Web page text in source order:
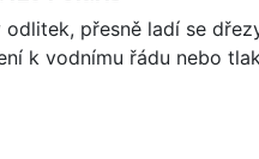
přesně ladí se
k vodnímu řádu nebo